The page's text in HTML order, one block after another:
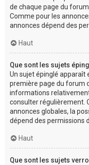
de chaque page du
Comme pour les
annonces dépend des
Haut
Que sont les sujets
Un sujet épinglé apparaît
première page du forum
informations
consulter régulièrement.
annonces globales, la
dépend des permissions
Haut
Que sont les sujets